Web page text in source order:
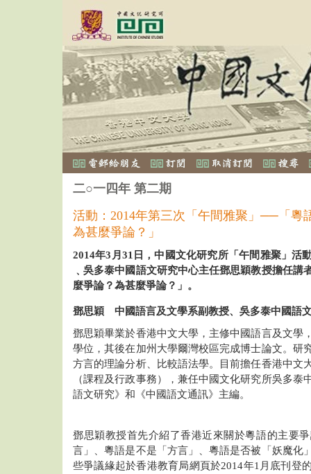
二○一四年 第二期
活動：2014年第三次「午間雅聚」──「粵
為甚麼爭論？」
2014年3月31日，中國文化研究所「午間雅聚」活
﹑吳多泰中國語文研究中心主任鄧思穎教授擔任講
麼爭論？為甚麼爭論？」。
鄧思穎 中國語言及文學系副教授、吳多泰中國語
鄧思穎畢業於香港中文大學，主修中國語言及文學
學位，其後在加州大學爾灣校區完成博士論文。研
方言的理論分析、比較語法學。目前擔任香港中文
（課程及行政事務），兼任中國文化研究所吳多泰
語文研究》和《中國語文通訊》主編。
鄧思穎教授首先介紹了香港近來關於粵語的主要
言」、粵語是不是「方言」、粵語是否被「妖魔化
些爭議緣起於香港教育局網頁於2014年1月底刊登